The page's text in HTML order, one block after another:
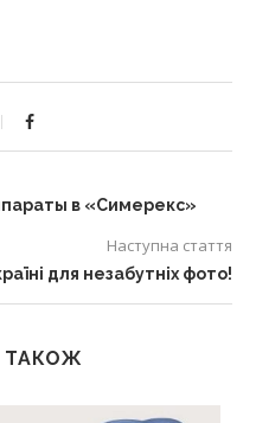
в «Симерекс»
Наступна стаття
для незабутніх фото!
ТАКОЖ